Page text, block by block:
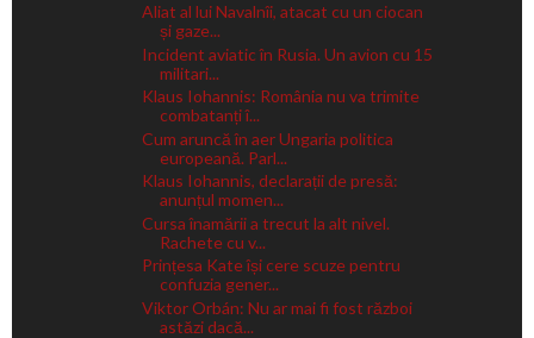
Aliat al lui Navalnîi, atacat cu un ciocan
și gaze...
Incident aviatic în Rusia. Un avion cu 15
militari...
Klaus Iohannis: România nu va trimite
combatanți î...
Cum aruncă în aer Ungaria politica
europeană. Parl...
Klaus Iohannis, declarații de presă:
anunțul momen...
Cursa înamării a trecut la alt nivel.
Rachete cu v...
Prințesa Kate își cere scuze pentru
confuzia gener...
Viktor Orbán: Nu ar mai fi fost război
astăzi dacă...